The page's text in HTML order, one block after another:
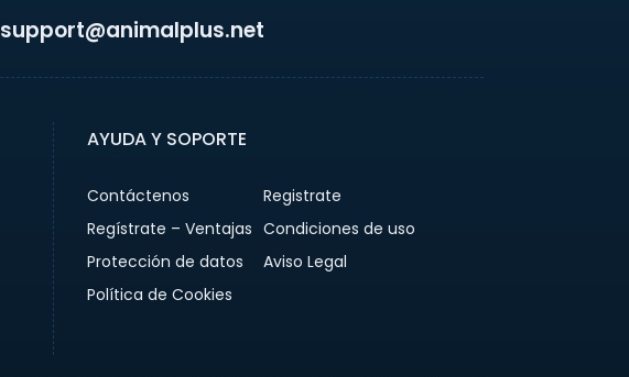
support@animalplus.net
AYUDA Y SOPORTE
Contáctenos
Registrate
Regístrate – Ventajas Condiciones de uso
Protección de datos
Aviso Legal
Política de Cookies